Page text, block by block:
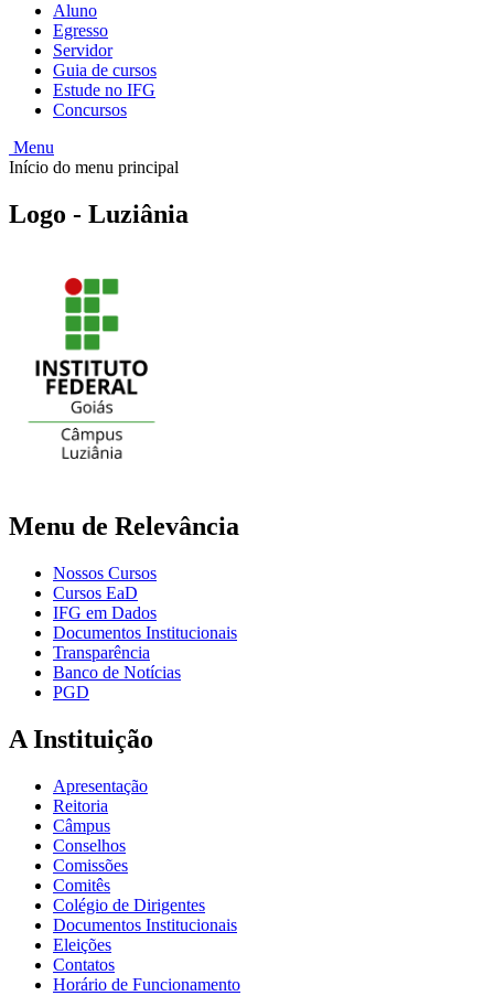
Aluno
Egresso
Servidor
Guia de cursos
Estude no IFG
Concursos
Menu
Início do menu principal
Logo - Luziânia
Menu de Relevância
Nossos Cursos
Cursos EaD
IFG em Dados
Documentos Institucionais
Transparência
Banco de Notícias
PGD
A Instituição
Apresentação
Reitoria
Câmpus
Conselhos
Comissões
Comitês
Colégio de Dirigentes
Documentos Institucionais
Eleições
Contatos
Horário de Funcionamento